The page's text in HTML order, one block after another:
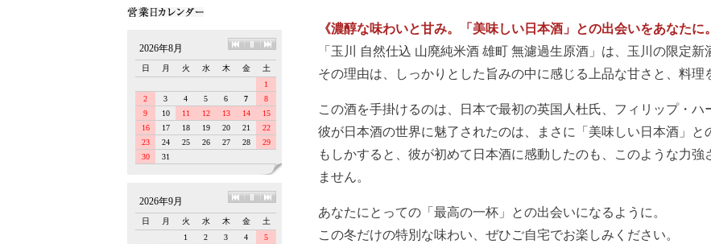
《濃醇な味わいと甘み。「美味しい日本酒」との出会いをあなたに
「玉川 自然仕込 山廃純米酒 雄町 無濾過生原酒」は、玉川の限定新
その理由は、しっかりとした旨みの中に感じる上品な甘さと、料理
この酒を手掛けるのは、日本で最初の英国人杜氏、フィリップ・ハ
彼が日本酒の世界に魅了されたのは、まさに「美味しい日本酒」と
もしかすると、彼が初めて日本酒に感動したのも、このような力
ません。
あなたにとっての「最高の一杯」との出会いになるように。
この冬だけの特別な味わい、ぜひご自宅でお楽しみください。